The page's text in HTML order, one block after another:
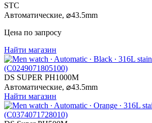
STC
Автоматические, ⌀43.5mm
Цена по запросу
Найти магазин
DS SUPER PH1000M
Автоматические, ⌀43.5mm
Найти магазин